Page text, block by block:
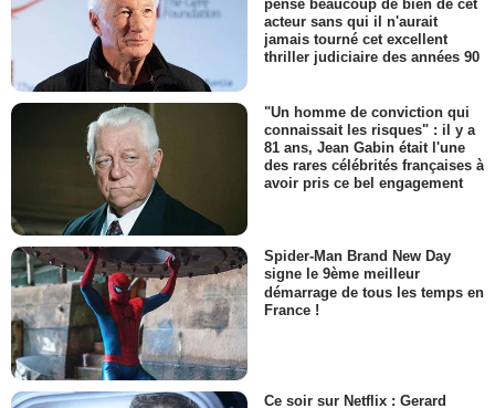
pense beaucoup de bien de cet
acteur sans qui il n'aurait
jamais tourné cet excellent
thriller judiciaire des années 90
"Un homme de conviction qui
connaissait les risques" : il y a
81 ans, Jean Gabin était l'une
des rares célébrités françaises à
avoir pris ce bel engagement
Spider-Man Brand New Day
signe le 9ème meilleur
démarrage de tous les temps en
France !
Ce soir sur Netflix : Gerard